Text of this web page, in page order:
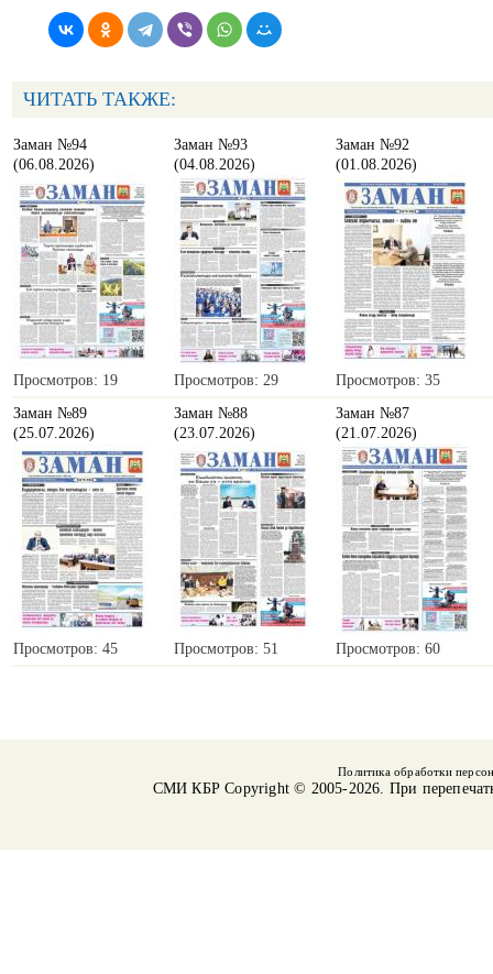
ЧИТАТЬ ТАКЖЕ:
Заман №94
(06.08.2026)
Просмотров: 19
Заман №93
(04.08.2026)
Просмотров: 29
Заман №92
(01.08.2026)
Просмотров: 35
Заман №89
(25.07.2026)
Просмотров: 45
Заман №88
(23.07.2026)
Просмотров: 51
Заман №87
(21.07.2026)
Просмотров: 60
Политика обработки
СМИ КБРCopyright © 2005-2026. При